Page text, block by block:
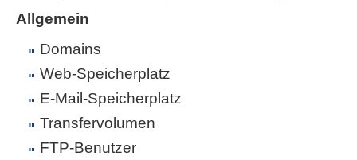
Allgemein
Domains
Web-Speicherplatz
E-Mail-Speicherplatz
Transfervolumen
FTP-Benutzer